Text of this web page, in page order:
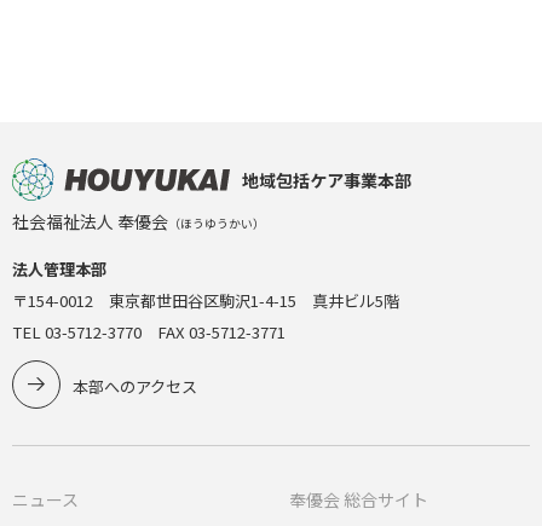
地域包括ケア事業本部
社会福祉法人 奉優会 （ほうゆうかい）
法人管理本部
〒154-0012 東京都世田谷区駒沢1-4-15 真井ビル5階
TEL 03-5712-3770 FAX 03-5712-3771
本部へのアクセス
ニュース 奉優会 総合サイト